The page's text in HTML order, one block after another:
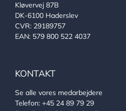
Kløvervej 87B
DK-6100 Haderslev
CVR: 29189757
EAN: 579 800 522 4037
KONTAKT
Se alle vores medarbejdere
Telefon: +45 24 89 79 29